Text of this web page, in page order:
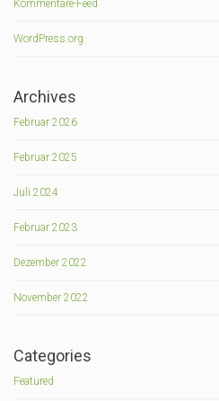
Kommentare-Feed
WordPress.org
Archives
Februar 2026
Februar 2025
Juli 2024
Februar 2023
Dezember 2022
November 2022
Categories
Featured